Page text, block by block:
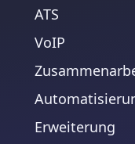
ATS
VoIP
Erweiterung